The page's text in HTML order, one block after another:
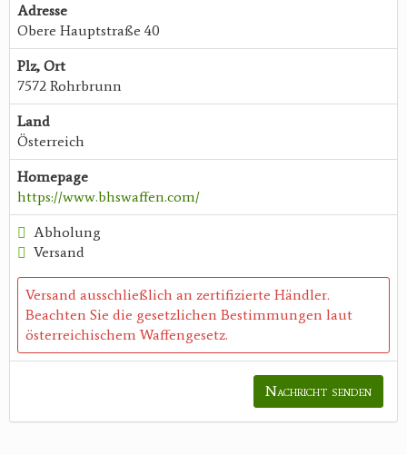
Adresse
Obere Hauptstraße 40
Plz, Ort
7572 Rohrbrunn
Land
Österreich
Homepage
https://www.bhswaffen.com/
Abholung
Versand
Versand ausschließlich an zertifizierte Händler.
Beachten Sie die gesetzlichen Bestimmungen laut
österreichischem Waffengesetz.
Nachricht senden